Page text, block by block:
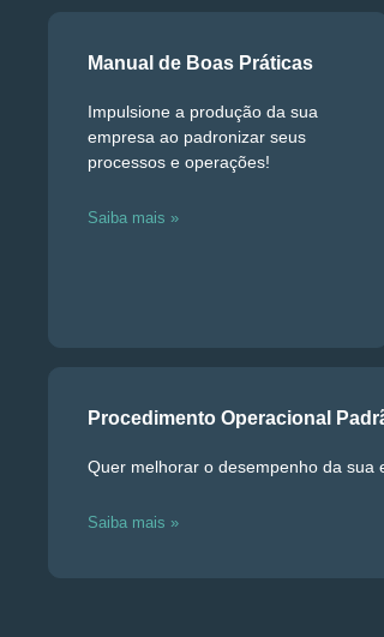
Manual de Boas Práticas
Impulsione a produção da sua
empresa ao padronizar seus
processos e operações!
Saiba mais »
Procedimento Operacional
Quer melhorar o desempenho da
Saiba mais »